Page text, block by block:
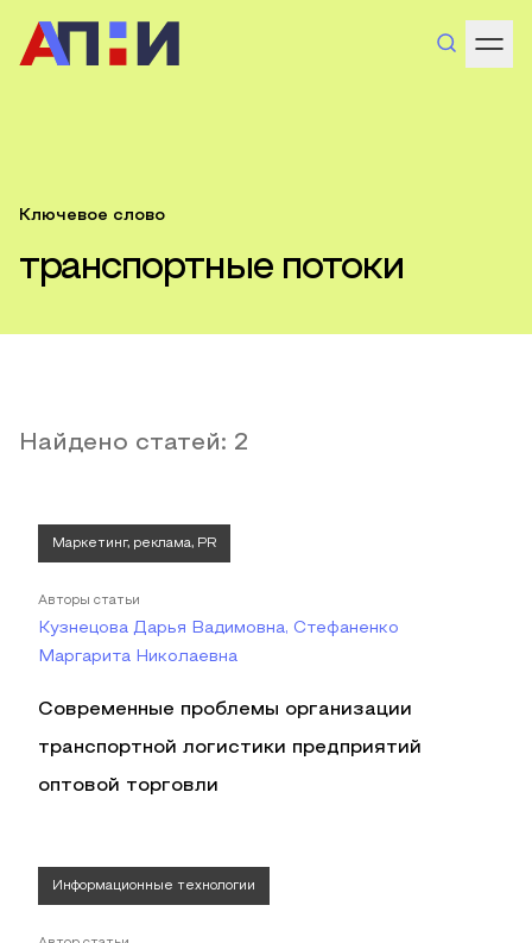
Ключевое слово
транспортные потоки
Найдено статей: 2
Маркетинг, реклама, PR
Авторы статьи
Кузнецова Дарья Вадимовна, Стефаненко
Маргарита Николаевна
Современные проблемы организации
транспортной логистики предприятий
оптовой торговли
Информационные технологии